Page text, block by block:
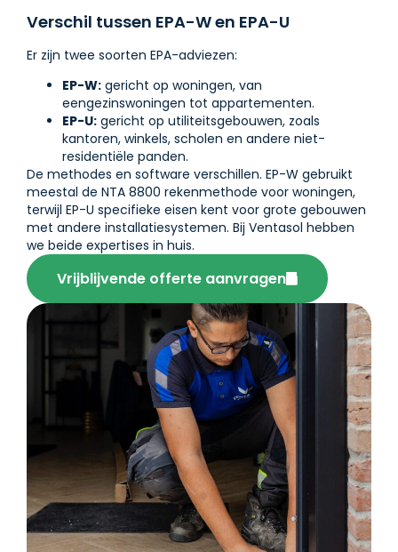
Verschil tussen EPA-W en EPA-U
Er zijn twee soorten EPA-adviezen:
EP-W: gericht op woningen, van
eengezinswoningen tot appartementen.
EP-U: gericht op utiliteitsgebouwen, zoals
kantoren, winkels, scholen en andere niet-
residentiële panden.
De methodes en software verschillen. EP-W gebruikt
meestal de NTA 8800 rekenmethode voor woningen,
terwijl EP-U specifieke eisen kent voor grote gebouwen
met andere installatiesystemen. Bij Ventasol hebben
we beide expertises in huis.
Vrijblijvende offerte aanvragen